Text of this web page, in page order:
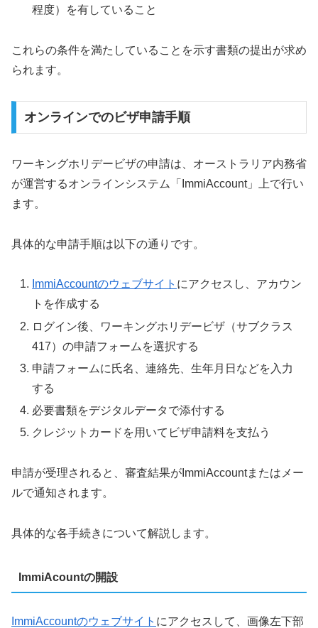
程度）を有していること
これらの条件を満たしていることを示す書類の提出が求め
られます。
オンラインでのビザ申請手順
ワーキングホリデービザの申請は、オーストラリア内務省
が運営するオンラインシステム「ImmiAccount」上で行い
ます。
具体的な申請手順は以下の通りです。
ImmiAccountのウェブサイト にアクセスし、アカウン
トを作成する
ログイン後、ワーキングホリデービザ（サブクラス
417）の申請フォームを選択する
申請フォームに氏名、連絡先、生年月日などを入力
する
必要書類をデジタルデータで添付する
クレジットカードを用いてビザ申請料を支払う
申請が受理されると、審査結果がImmiAccountまたはメー
ルで通知されます。
具体的な各手続きについて解説します。
ImmiAcountの開設
ImmiAccountのウェブサイト にアクセスして、画像左下部